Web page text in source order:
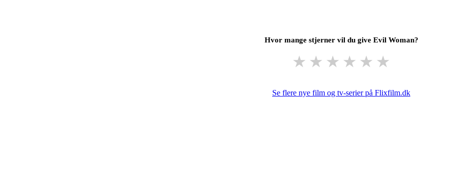
Hvor mange stjerner vil du give Evil Woman?
★ ★ ★ ★ ★ ★
Se flere nye film og tv-serier på Flixfilm.dk